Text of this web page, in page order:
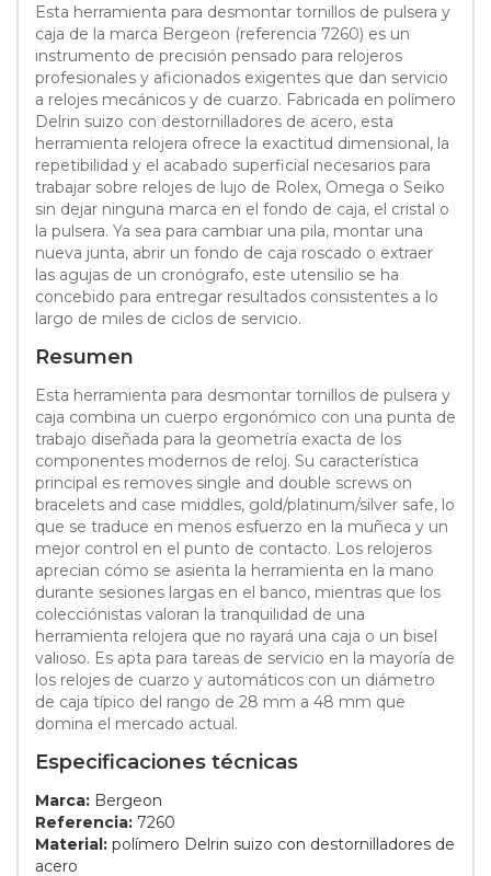
Esta herramienta para desmontar tornillos de pulsera y
caja de la marca Bergeon (referencia 7260) es un
instrumento de precisión pensado para relojeros
profesionales y aficionados exigentes que dan servicio
a relojes mecánicos y de cuarzo. Fabricada en polímero
Delrin suizo con destornilladores de acero, esta
herramienta relojera ofrece la exactitud dimensional, la
repetibilidad y el acabado superficial necesarios para
trabajar sobre relojes de lujo de Rolex, Omega o Seiko
sin dejar ninguna marca en el fondo de caja, el cristal o
la pulsera. Ya sea para cambiar una pila, montar una
nueva junta, abrir un fondo de caja roscado o extraer
las agujas de un cronógrafo, este utensilio se ha
concebido para entregar resultados consistentes a lo
largo de miles de ciclos de servicio.
Resumen
Esta herramienta para desmontar tornillos de pulsera y
caja combina un cuerpo ergonómico con una punta de
trabajo diseñada para la geometría exacta de los
componentes modernos de reloj. Su característica
principal es removes single and double screws on
bracelets and case middles, gold/platinum/silver safe, lo
que se traduce en menos esfuerzo en la muñeca y un
mejor control en el punto de contacto. Los relojeros
aprecian cómo se asienta la herramienta en la mano
durante sesiones largas en el banco, mientras que los
colecciónistas valoran la tranquilidad de una
herramienta relojera que no rayará una caja o un bisel
valioso. Es apta para tareas de servicio en la mayoría de
los relojes de cuarzo y automáticos con un diámetro
de caja típico del rango de 28 mm a 48 mm que
domina el mercado actual.
Especificaciones técnicas
Marca: Bergeon
Referencia: 7260
Material: polímero Delrin suizo con destornilladores de
acero